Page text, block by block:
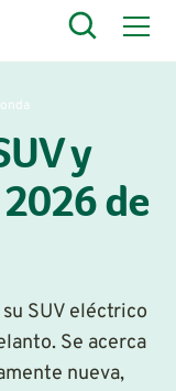
y
de
SUV eléctrico
Se acerca
nueva,